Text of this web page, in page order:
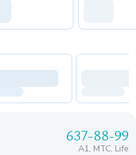
637-88-99
A1, МТС, Life